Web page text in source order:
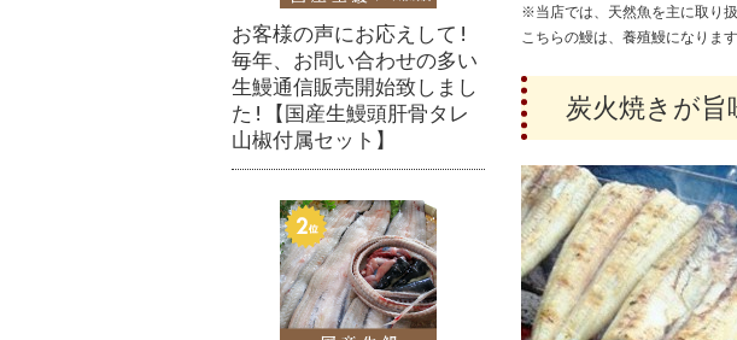
※当店では、天然魚を主に取り
こちらの鰻は、養殖鰻になります
炭火焼きが旨
お客様の声にお応えして!
毎年、お問い合わせの多い
生鰻通信販売開始致しまし
た!【国産生鰻頭肝骨タレ
山椒付属セット】